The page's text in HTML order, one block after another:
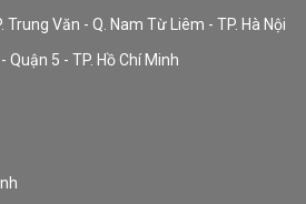
Trung Văn - Q. Nam Từ Liêm - TP. Hà Nội
5 - TP. Hồ Chí Minh